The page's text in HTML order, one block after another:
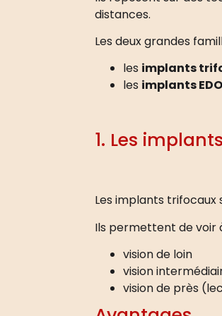
distances.
Les deux grandes
les implants
les implants
1. Les
Les implants trifocaux
Ils permettent de voir
vision de loin
vision
vision de près